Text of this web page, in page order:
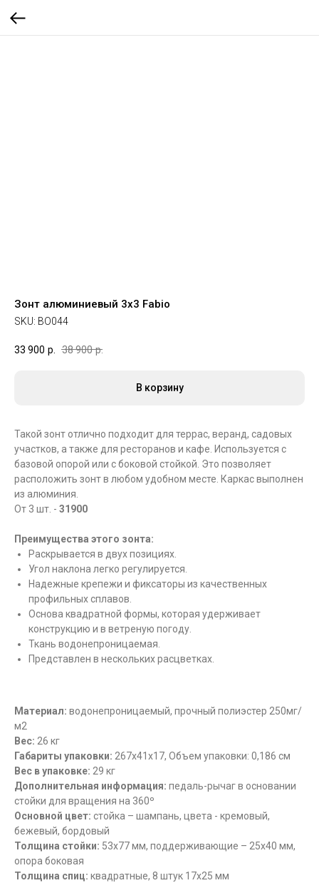
Зонт алюминиевый 3x3 Fabio
SKU: BO044
33 900 р. 38 900 р.
В корзину
Такой зонт отлично подходит для террас, веранд, садовых
участков, а также для ресторанов и кафе. Используется с
базовой опорой или с боковой стойкой. Это позволяет
расположить зонт в любом удобном месте. Каркас выполнен
из алюминия.
От 3 шт. - 31900
Преимущества этого зонта:
Раскрывается в двух позициях.
Угол наклона легко регулируется.
Надежные крепежи и фиксаторы из качественных
профильных сплавов.
Основа квадратной формы, которая удерживает
конструкцию и в ветреную погоду.
Ткань водонепроницаемая.
Представлен в нескольких расцветках.
Материал: водонепроницаемый, прочный полиэстер 250мг/
м2
Вес: 26 кг
Габариты упаковки: 267х41х17, Объем упаковки: 0,186 см
Вес в упаковке: 29 кг
Дополнительная информация: педаль-рычаг в основании
стойки для вращения на 360º
Основной цвет: стойка – шампань, цвета - кремовый,
бежевый, бордовый
Толщина стойки: 53x77 мм, поддерживающие – 25x40 мм,
опора боковая
Толщина спиц: квадратные, 8 штук 17x25 мм